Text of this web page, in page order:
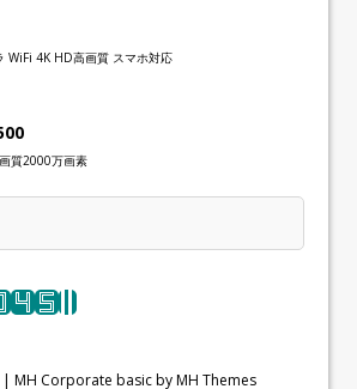
WiFi 4K HD高画質 スマホ対応
質2000万画素
| MH Corporate basic by MH Themes